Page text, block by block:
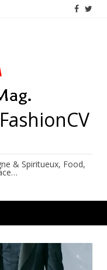
& Spiritueux, Food,